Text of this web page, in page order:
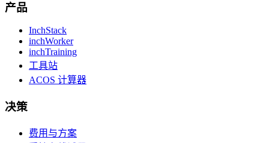
产品
InchStack
inchWorker
inchTraining
工具站
ACOS 计算器
决策
费用与方案